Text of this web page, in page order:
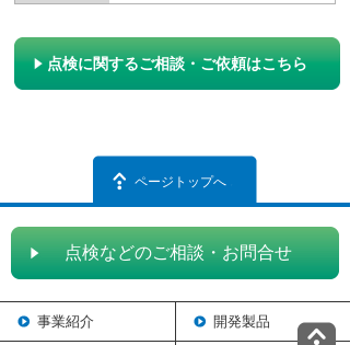
点検に関するご相談・ご依頼はこちら
ページトップへ
点検などのご相談・お問合せ
事業紹介 開発製品